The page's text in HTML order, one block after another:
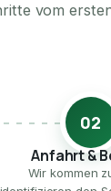
vom
02
Anfahrt &
Wir kommen